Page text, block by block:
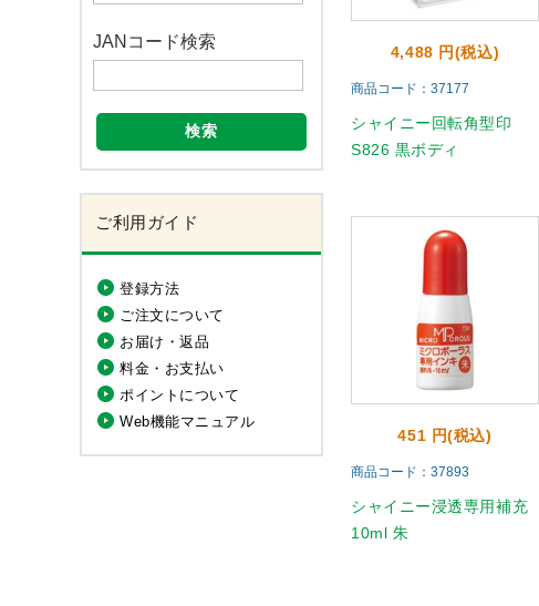
JANコード検索
検索
ご利用ガイド
登録方法
ご注文について
お届け・返品
料金・お支払い
ポイントについて
Web機能マニュアル
4,488 円(税込)
商品コード：37177
シャイニー回転角型印
S826 黒ボディ
451 円(税込)
商品コード：37893
シャイニー浸透専用補充
10ml 朱